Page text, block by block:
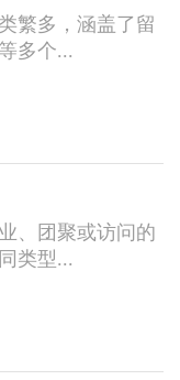
繁多，涵盖了留
多个...
、团聚或访问的
类型...